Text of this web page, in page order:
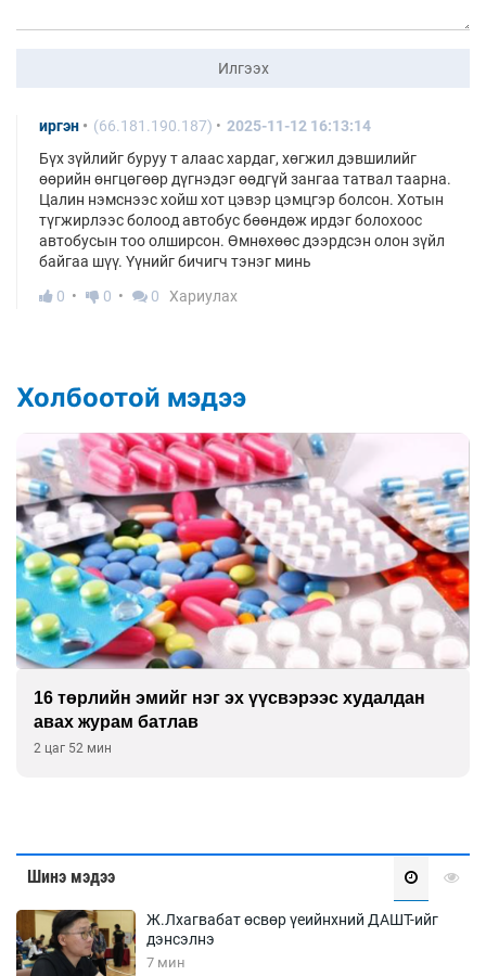
Илгээх
иргэн (66.181.190.187)
2025-11-12 16:13:14
Бүх зүйлийг буруу т алаас хардаг, хөгжил дэвшилийг
өөрийн өнгцөгөөр дүгнэдэг өөдгүй зангаа татвал таарна.
Цалин нэмснээс хойш хот цэвэр цэмцгэр болсон. Хотын
түгжирлээс болоод автобус бөөндөж ирдэг болохоос
автобусын тоо олширсон. Өмнөхөөс дээрдсэн олон зүйл
байгаа шүү. Үүнийг бичигч тэнэг минь
0
0 0 Хариулах
Холбоотой мэдээ
16 төрлийн эмийг нэг эх үүсвэрээс худалдан
авах журам батлав
2 цаг 52 мин
Шинэ мэдээ
Ж.Лхагвабат өсвөр үеийнхний ДАШТ-ийг
дэнсэлнэ
7 мин